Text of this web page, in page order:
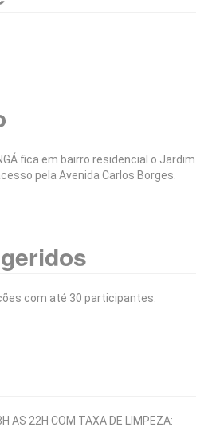
fica em bairro residencial o Jardim
pela Avenida Carlos Borges.
com até 30 participantes.
AS 22H COM TAXA DE LIMPEZA: